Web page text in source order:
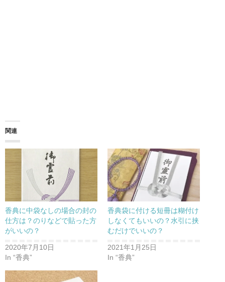
関連
香典に中袋なしの場合の封の
仕方は？のりなどで貼った方
がいいの？
2020年7月10日
In “香典”
香典袋に付ける短冊は糊付け
しなくてもいいの？水引に挟
むだけでいいの？
2021年1月25日
In “香典”